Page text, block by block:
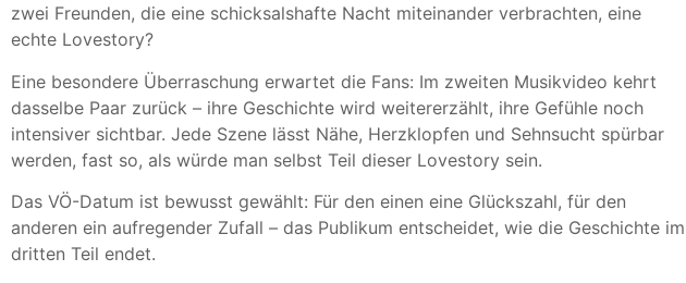
zwei Freunden, die eine schicksalshafte Nacht miteinander verbrachten, eine
echte Lovestory?
Eine besondere Überraschung erwartet die Fans: Im zweiten Musikvideo kehrt
dasselbe Paar zurück – ihre Geschichte wird weitererzählt, ihre Gefühle noch
intensiver sichtbar. Jede Szene lässt Nähe, Herzklopfen und Sehnsucht spürbar
werden, fast so, als würde man selbst Teil dieser Lovestory sein.
Das VÖ-Datum ist bewusst gewählt: Für den einen eine Glückszahl, für den
anderen ein aufregender Zufall – das Publikum entscheidet, wie die Geschichte im
dritten Teil endet.